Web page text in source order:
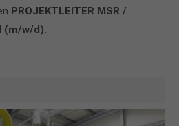
PROJEKTLEITER MSR /
(m/w/d).